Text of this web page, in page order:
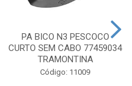
PA BICO N3 PESCOCO
CURTO SEM CABO 77459034
TRAMONTINA
Código: 11009